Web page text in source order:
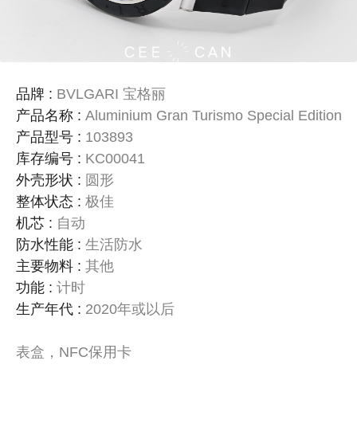
品牌 : BVLGARI 宝格丽
产品名称: Aluminium Gran Turismo Special Edition
产品型号: 103893
库存编号: KC00041
外壳形状 : 圆形
整体状态 : 极佳
机芯: 自动
防水性能: 生活防水
主要物料: 其他
功能: 计时
生产年代: 2020年或以后
表盒，NFC保用卡